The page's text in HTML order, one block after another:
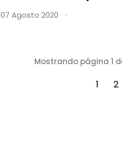
07 Agosto 2020
Mostrando página 1
1 2